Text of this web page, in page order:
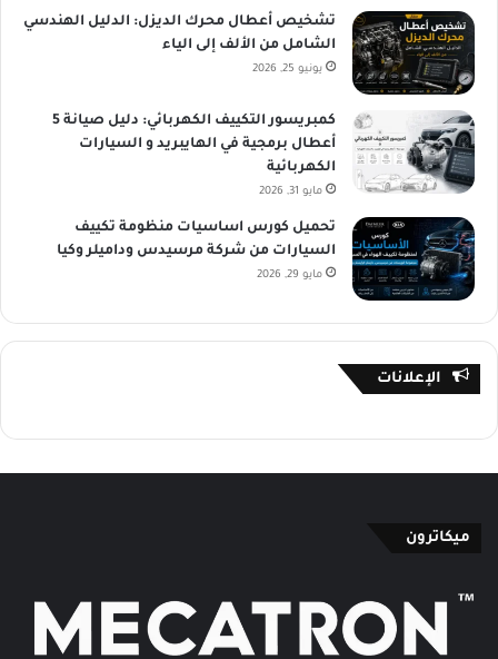
تشخيص أعطال محرك الديزل: الدليل الهندسي
الشامل من الألف إلى الياء
يونيو 25, 2026
كمبريسور التكييف الكهربائي: دليل صيانة 5
أعطال برمجية في الهايبريد و السيارات
الكهربائية
مايو 31, 2026
تحميل كورس اساسيات منظومة تكييف
السيارات من شركة مرسيدس وداميلر وكيا
مايو 29, 2026
الإعلانات
ميكاترون